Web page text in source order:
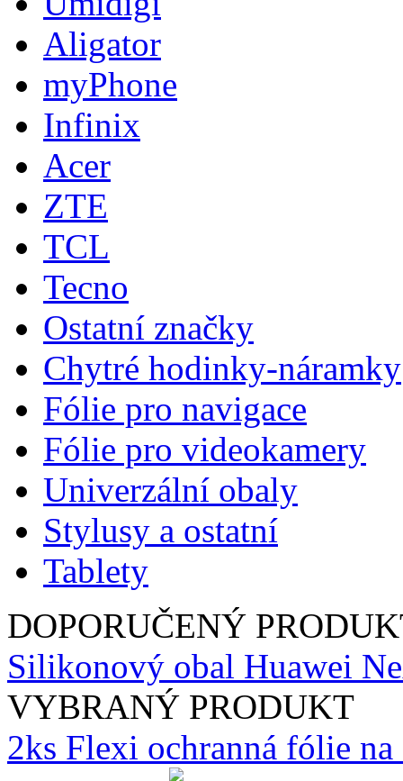
Aligator
myPhone
Infinix
Acer
ZTE
TCL
Tecno
Ostatní značky
Chytré hodinky-náramky
Fólie pro navigace
Fólie pro videokamery
Univerzální obaly
Stylusy a ostatní
Tablety
DOPORUČENÝ
Silikonový obal Huawei
VYBRANÝ PRODUKT
2ks Flexi ochranná fólie